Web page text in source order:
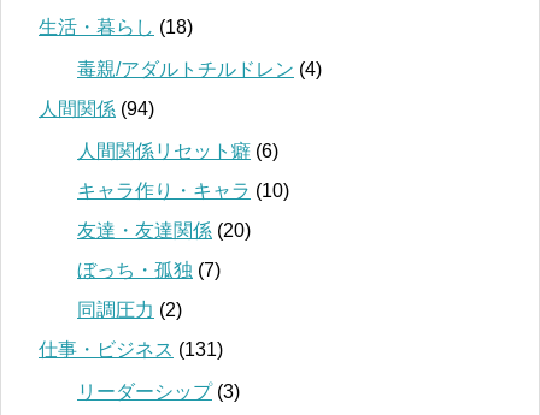
生活・暮らし (18)
毒親/アダルトチルドレン (4)
人間関係 (94)
人間関係リセット癖 (6)
キャラ作り・キャラ (10)
友達・友達関係 (20)
ぼっち・孤独 (7)
同調圧力 (2)
仕事・ビジネス (131)
リーダーシップ(3)